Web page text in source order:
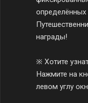
определённых
награды!
※ Хотите
Нажмите на
левом углу